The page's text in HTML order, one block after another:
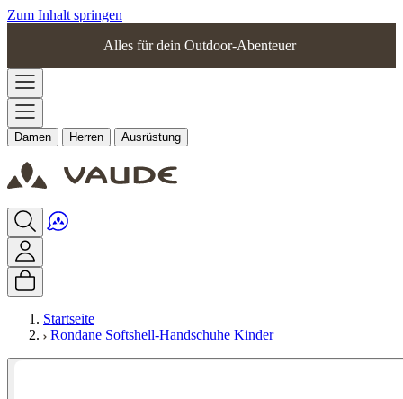
Zum Inhalt springen
Alles für dein Outdoor-Abenteuer
Damen Herren Ausrüstung
Startseite
Rondane Softshell-Handschuhe Kinder